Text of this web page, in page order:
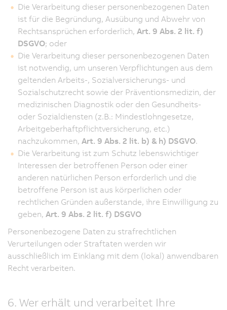
Die Verarbeitung dieser personenbezogenen Daten
ist für die Begründung, Ausübung und Abwehr von
Rechtsansprüchen erforderlich, Art. 9 Abs. 2 lit. f)
DSGVO; oder
Die Verarbeitung dieser personenbezogenen Daten
ist notwendig, um unseren Verpflichtungen aus dem
geltenden Arbeits-, Sozialversicherungs- und
Sozialschutzrecht sowie der Präventionsmedizin, der
medizinischen Diagnostik oder den Gesundheits-
oder Sozialdiensten (z.B.: Mindestlohngesetze,
Arbeitgeberhaftpflichtversicherung, etc.)
nachzukommen, Art. 9 Abs. 2 lit. b) & h) DSGVO.
Die Verarbeitung ist zum Schutz lebenswichtiger
Interessen der betroffenen Person oder einer
anderen natürlichen Person erforderlich und die
betroffene Person ist aus körperlichen oder
rechtlichen Gründen außerstande, ihre Einwilligung zu
geben, Art. 9 Abs. 2 lit. f) DSGVO
Personenbezogene Daten zu strafrechtlichen
Verurteilungen oder Straftaten werden wir
ausschließlich im Einklang mit dem (lokal) anwendbaren
Recht verarbeiten.
6. Wer erhält und verarbeitet Ihre